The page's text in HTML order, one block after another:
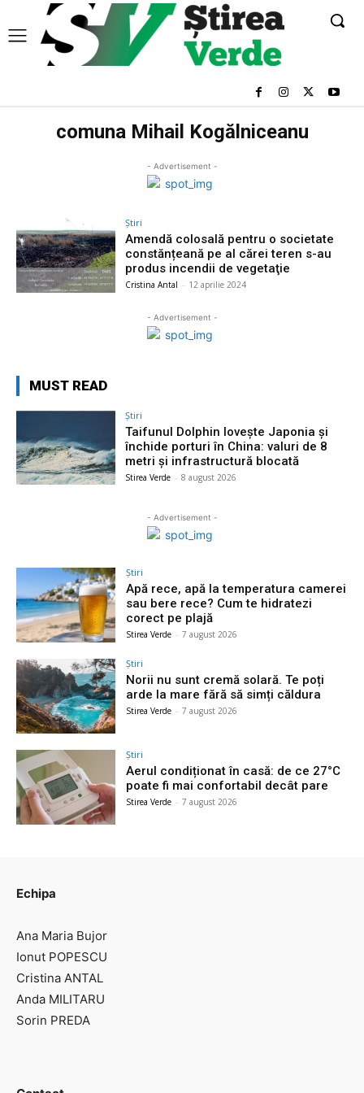
comuna Mihail Kogălniceanu
- Advertisement -
Știri
Amendă colosală pentru o societate
constănțeană pe al cărei teren s-au
produs incendii de vegetaţie
Cristina Antal - 12 aprilie 2024
- Advertisement -
MUST READ
Știri
Taifunul Dolphin lovește Japonia și
închide porturi în China: valuri de 8
metri și infrastructură blocată
Stirea Verde - 8 august 2026
- Advertisement -
Știri
Apă rece, apă la temperatura camerei
sau bere rece? Cum te hidratezi
corect pe plajă
Stirea Verde - 7 august 2026
Știri
Norii nu sunt cremă solară. Te poți
arde la mare fără să simți căldura
Stirea Verde - 7 august 2026
Știri
Aerul condiționat în casă: de ce 27°C
poate fi mai confortabil decât pare
Stirea Verde - 7 august 2026
Echipa
Ana Maria Bujor
Ionut POPESCU
Cristina ANTAL
Anda MILITARU
Sorin PREDA